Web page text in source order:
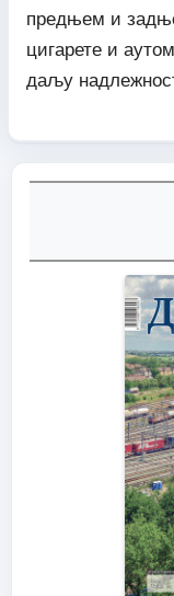
предњем и
цигарете и
даљу